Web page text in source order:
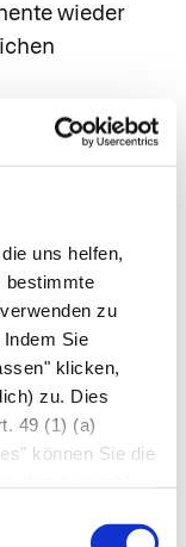
uns helfen,
bestimmte
zu
Sie
klicken,
zu. Dies
49 (1) (a)
können Sie die
wieder
im Test
Herz und die
über 100 000
einer
Gruppen:
der